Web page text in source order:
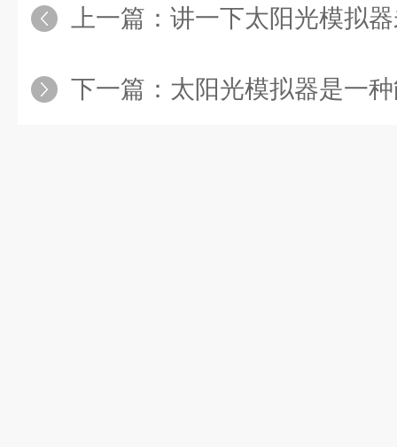
上一篇： 讲一下太阳光模拟
下一篇： 太阳光模拟器是一种